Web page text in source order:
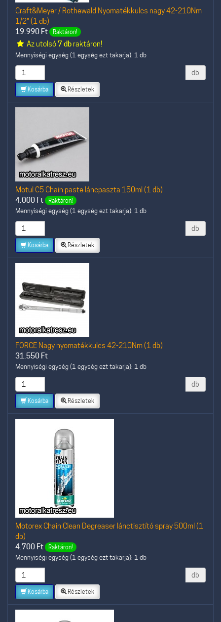
Craft&Meyer / Rothewald Nyomatékkulcs nagy 42-210Nm
1/2" (1 db)
19.990 Ft Raktáron!
Az utolsó7 dbraktáron!
Mennyiségi egység (1 egység ezt takarja): 1 db
db
Kosárba Részletek
Motul C5 Chain paste láncpaszta 150ml (1 db)
4.000 Ft Raktáron!
Mennyiségi egység (1 egység ezt takarja): 1 db
db
Kosárba Részletek
FORCE Nagy nyomatékkulcs 42-210Nm (1 db)
31.550 Ft
Mennyiségi egység (1 egység ezt takarja): 1 db
db
Kosárba Részletek
Motorex Chain Clean Degreaser lánctisztító spray 500ml (1
db)
4.700 Ft Raktáron!
Mennyiségi egység (1 egység ezt takarja): 1 db
db
Kosárba Részletek